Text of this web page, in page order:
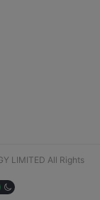
LIMITED All Rights